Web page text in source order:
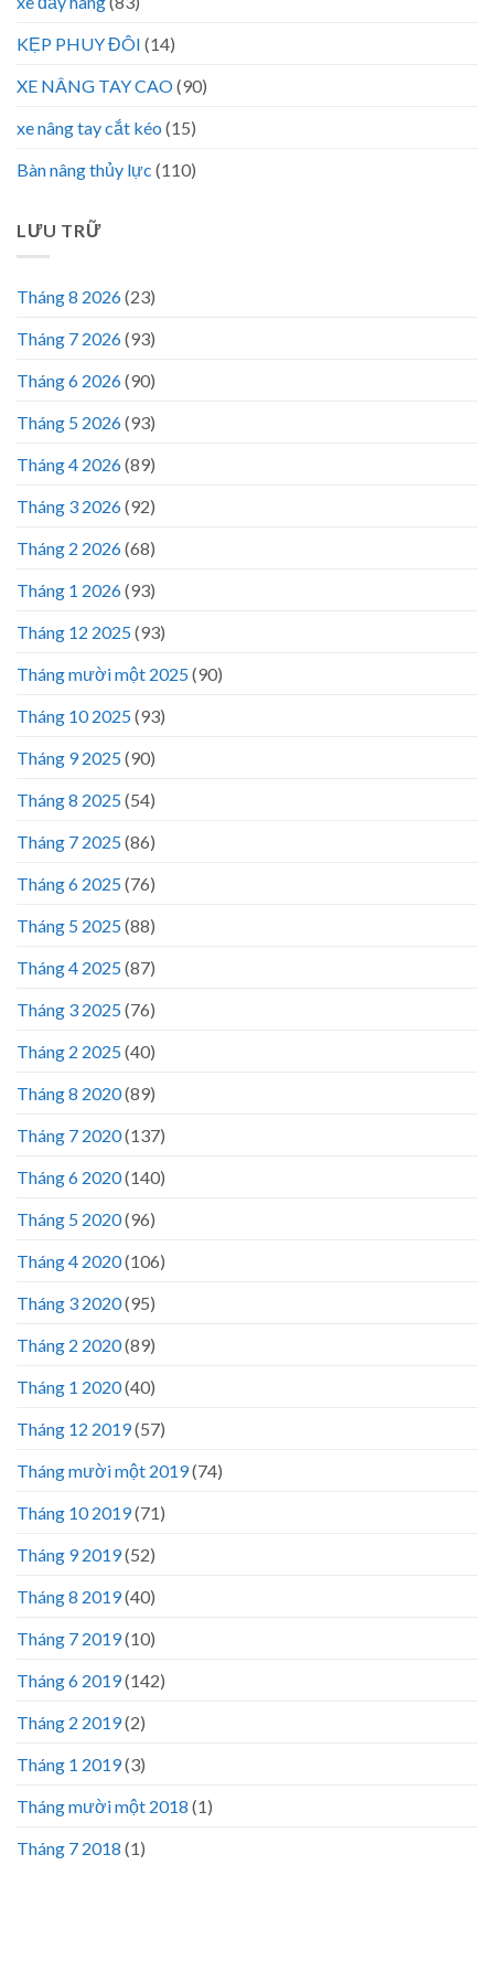
KẸP PHUY ĐÔI (14)
XE NÂNG TAY CAO(90)
xe nâng tay cắt kéo (15)
Bàn nâng thủy lực (110)
LƯU TRỮ
Tháng 8 2026(23)
Tháng 7 2026(93)
Tháng 6 2026(90)
Tháng 5 2026(93)
Tháng 4 2026(89)
Tháng 3 2026(92)
Tháng 2 2026(68)
Tháng 1 2026(93)
Tháng 12 2025(93)
Tháng mười một 2025(90)
Tháng 10 2025(93)
Tháng 9 2025(90)
Tháng 8 2025(54)
Tháng 7 2025(86)
Tháng 6 2025(76)
Tháng 5 2025(88)
Tháng 4 2025(87)
Tháng 3 2025(76)
Tháng 2 2025(40)
Tháng 8 2020(89)
Tháng 7 2020(137)
Tháng 6 2020(140)
Tháng 5 2020(96)
Tháng 4 2020(106)
Tháng 3 2020(95)
Tháng 2 2020(89)
Tháng 1 2020(40)
Tháng 12 2019(57)
Tháng mười một 2019(74)
Tháng 10 2019(71)
Tháng 9 2019(52)
Tháng 8 2019(40)
Tháng 7 2019(10)
Tháng 6 2019(142)
Tháng 2 2019(2)
Tháng 1 2019(3)
Tháng mười một 2018 (1)
Tháng 7 2018 (1)